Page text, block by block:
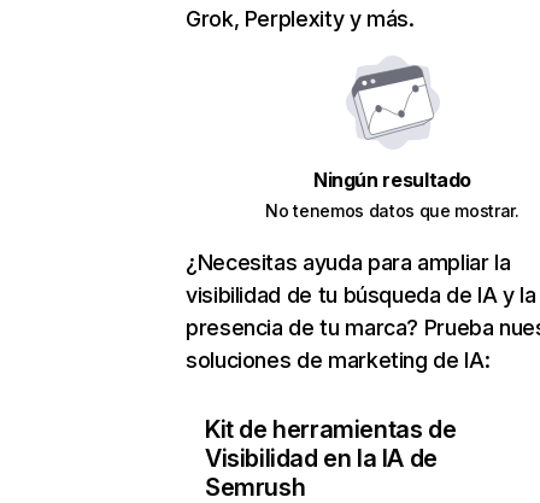
Grok, Perplexity y más.
Ningún resultado
No tenemos datos que mostrar.
¿Necesitas ayuda para ampliar la
visibilidad de tu búsqueda de IA y la
presencia de tu marca? Prueba
soluciones de marketing de IA:
Kit de herramientas de
Visibilidad en la IA de
Semrush